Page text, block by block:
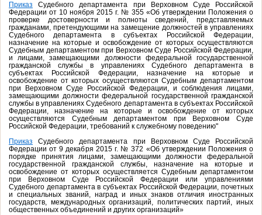
Приказ Судебного департамента при Верховном Суде Российской
Федерации от 10 ноября 2015 г. № 355 «Об утверждении Положения о
проверке достоверности и полноты сведений, представляемых
гражданами, претендующими на замещение должностей в управлениях
Судебного департамента в субъектах Российской Федерации,
назначение на которые и освобождение от которых осуществляются
Судебным департаментом при Верховном Суде Российской Федерации,
и лицами, замещающими должности федеральной государственной
гражданской службы в управлениях Судебного департамента в
субъектах Российской Федерации, назначение на которые и
освобождение от которых осуществляются Судебным департаментом
при Верховном Суде Российской Федерации, и соблюдения лицами,
замещающими должности федеральной государственной гражданской
службы в управлениях Судебного департамента в субъектах Российской
Федерации, назначение на которые и освобождение от которых
осуществляются Судебным департаментом при Верховном Суде
Российской Федерации, требований к служебному поведению"
Приказ Судебного департамента при Верховном Суде Российской
Федерации от 9 декабря 2015 г. № 372 «Об утверждении Положения о
порядке принятия лицами, замещающими должности федеральной
государственной гражданской службы, назначение на которые и
освобождение от которых осуществляется Судебным департаментом
при Верховном Суде Российской Федерации или управлениями
Судебного департамента в субъектах Российской Федерации, почетных
и специальных званий, наград и иных знаков отличия иностранных
государств, международных организаций, политических партий, иных
общественных объединений и других организаций»